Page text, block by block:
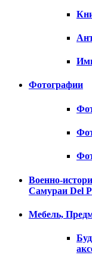
Фотографии
Военно-
Самураи Del
Мебель,